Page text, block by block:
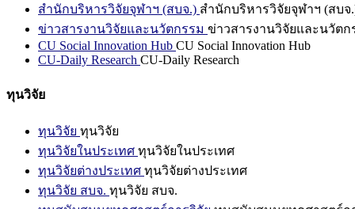
สำนักบริหารวิจัยจุฬาฯ (สบจ.) สำนักบริหารวิจัยจุฬาฯ (สบจ
ข่าวสารงานวิจัยและนวัตกรรม ข่าวสารงานวิจัยและนวัตก
CU Social Innovation Hub CU Social Innovation Hub
CU-Daily Research CU-Daily Research
ทุนวิจัย
ทุนวิจัย ทุนวิจัย
ทุนวิจัยในประเทศ ทุนวิจัยในประเทศ
ทุนวิจัยต่างประเทศ ทุนวิจัยต่างประเทศ
ทุนวิจัย สบจ. ทุนวิจัย สบจ.